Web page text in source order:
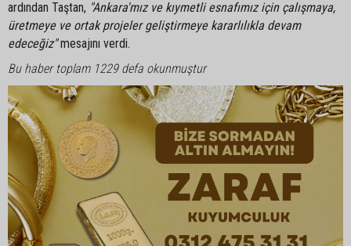
ardından Taştan, "Ankara'mız ve kıymetli esnafımız için çalışmaya,
üretmeye ve ortak projeler geliştirmeye kararlılıkla devam
edeceğiz"mesajını verdi.
Bu haber toplam 1229 defa okunmuştur